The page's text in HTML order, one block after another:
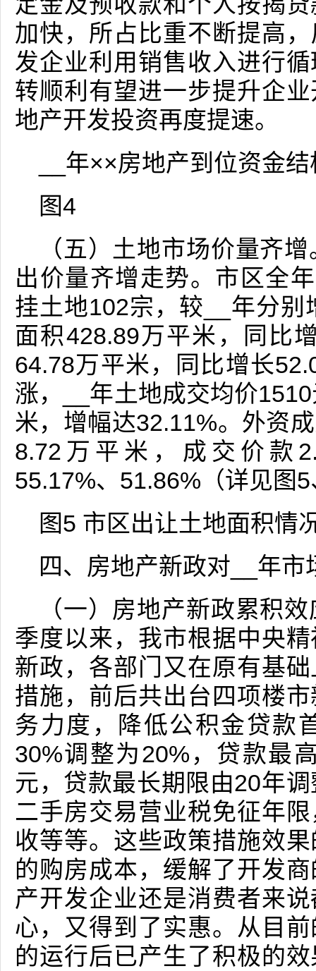
加快，所占比重不断提高
发企业利用销售收入进行
转顺利有望进一步提升企
地产开发投资再度提速。
__年××房地产到位资金
图4
（五）土地市场价量齐
出价量齐增走势。市区全
挂土地102宗，较__年分
面积428.89万平米，同比
64.78万平米，同比增长
涨，__年土地成交均价
米，增幅达32.11%。外资
8.72万平米，成交价款
55.17%、51.86%（详见图
图5 市区出让土地面积情
四、房地产新政对__年市
（一）房地产新政累积
季度以来，我市根据中央
新政，各部门又在原有基
措施，前后共出台四项楼
务力度，降低公积金贷款
30%调整为20%，贷款最
元，贷款最长期限由20年
二手房交易营业税免征年
收等等。这些政策措施效
的购房成本，缓解了开发
产开发企业还是消费者来
心，又得到了实惠。从目
的运行后已产生了积极的